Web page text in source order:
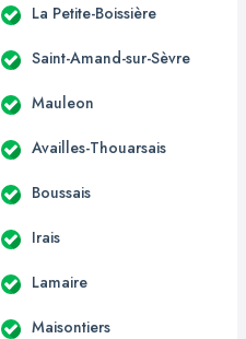
La Petite-Boissière
Saint-Amand-sur-Sèvre
Mauleon
Availles-Thouarsais
Boussais
Irais
Lamaire
Maisontiers